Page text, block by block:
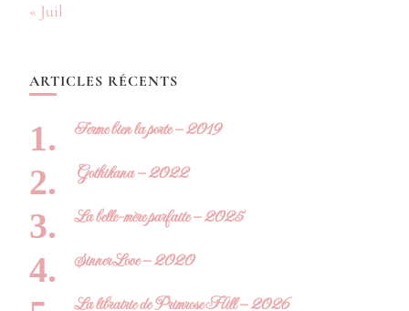
« Juil
ARTICLES RÉCENTS
Ferme bien la porte – 2019
Gothikana – 2022
La belle-mère parfaite – 2025
Sinner Love – 2020
La librairie de Primrose Hill – 2026